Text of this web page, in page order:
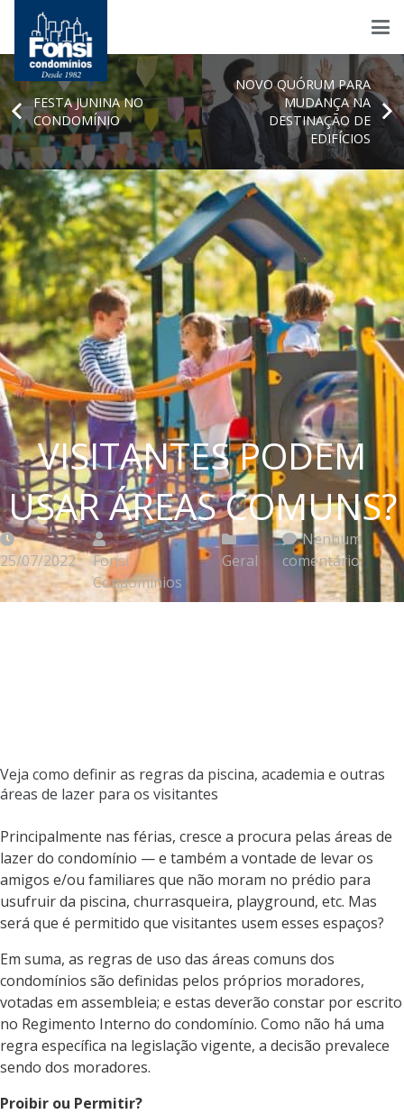
FESTA JUNINA NO
CONDOMÍNIO
NOVO QUÓRUM PARA
MUDANÇA NA
DESTINAÇÃO DE
EDIFÍCIOS
VISITANTES PODEM
USAR ÁREAS COMUNS?
25/07/2022
Fonsi
Condomínios
Geral
Nenhum
comentário
Veja como definir as regras da piscina, academia e outras
áreas de lazer para os visitantes
Principalmente nas férias, cresce a procura pelas áreas de
lazer do condomínio — e também a vontade de levar os
amigos e/ou familiares que não moram no prédio para
usufruir da piscina, churrasqueira, playground, etc. Mas
será que é permitido que visitantes usem esses espaços?
Em suma, as regras de uso das áreas comuns dos
condomínios são definidas pelos próprios moradores,
votadas em assembleia; e estas deverão constar por escrito
no Regimento Interno do condomínio. Como não há uma
regra específica na legislação vigente, a decisão prevalece
sendo dos moradores.
Proibir ou Permitir?